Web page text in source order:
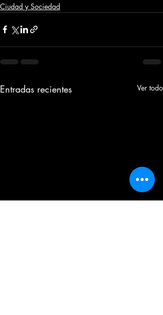
Ciudad y Sociedad
Entradas recientes Ver todo